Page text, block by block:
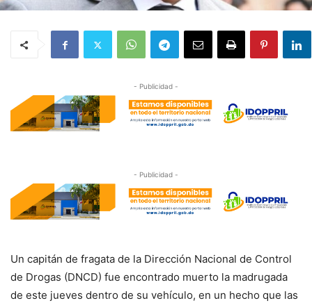
- Publicidad -
- Publicidad -
Un capitán de fragata de la Dirección Nacional de Control
de Drogas (DNCD) fue encontrado muerto la madrugada
de este jueves dentro de su vehículo, en un hecho que las